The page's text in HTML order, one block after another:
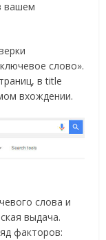
вашем
слово».
в title
вхождении.
слова и
выдача.
факторов: